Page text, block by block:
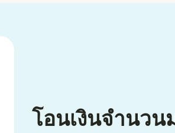
โอนเงินจำนวน